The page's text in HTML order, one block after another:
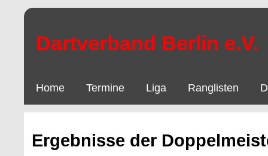
Dartverband Berlin e.V.
Home Termine Liga Ranglisten
Ergebnisse der